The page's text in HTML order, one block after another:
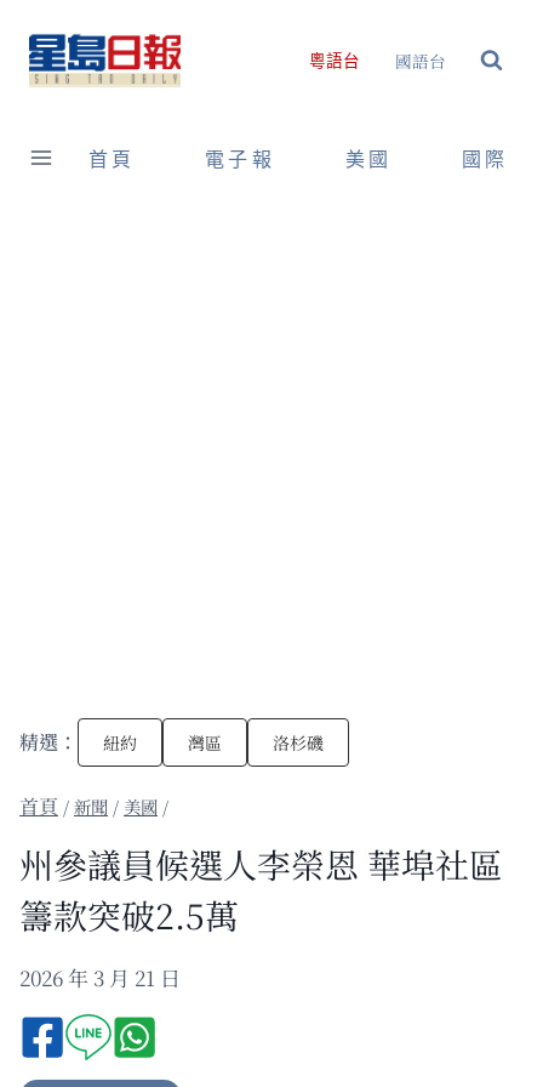
content
粵語台 國語台
首頁 電子報 美國 國際
精選： 紐約 灣區 洛杉磯
/新聞 / 美國 /
州參議員候選人李榮恩 華埠社區
籌款突破2.5萬
2026 年 3 月 21 日